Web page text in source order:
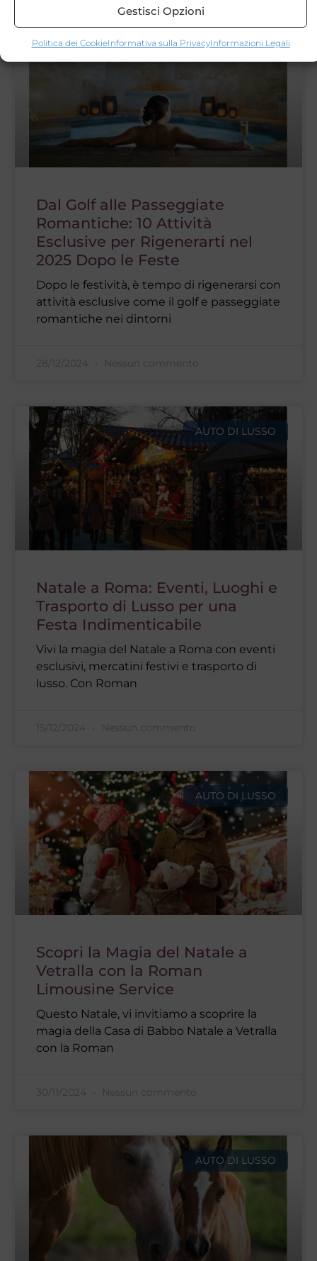
Gestisci Opzioni
Politica dei CookieInformativa sulla PrivacyInformazioni Legali
ATTIVITÀ ESCLUSIVE
Dal Golf alle Passeggiate
Romantiche: 10 Attività
Esclusive per Rigenerarti nel
2025 Dopo le Feste
Dopo le festività, è tempo di rigenerarsi con
attività esclusive come il golf e passeggiate
romantiche nei dintorni
28/12/2024 Nessun commento
AUTO DI LUSSO
Natale a Roma: Eventi, Luoghi e
Trasporto di Lusso per una
Festa Indimenticabile
Vivi la magia del Natale a Roma con eventi
esclusivi, mercatini festivi e trasporto di
lusso. Con Roman
15/12/2024 Nessun commento
AUTO DI LUSSO
Scopri la Magia del Natale a
Vetralla con la Roman
Limousine Service
Questo Natale, vi invitiamo a scoprire la
magia della Casa di Babbo Natale a Vetralla
con la Roman
30/11/2024 Nessun commento
AUTO DI LUSSO